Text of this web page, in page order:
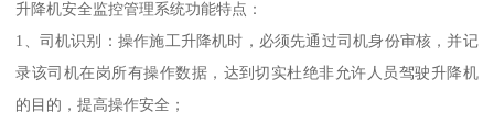
升降机安全监控管理系统功能特点：
1、司机识别：操作施工升降机时，必须先通过司机身份审核，并记
录该司机在岗所有操作数据，达到切实杜绝非允许人员驾驶升降机
的目的，提高操作安全；